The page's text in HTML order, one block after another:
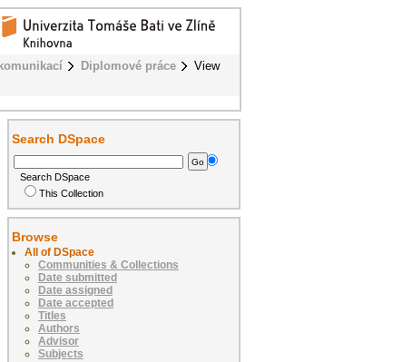
Diplomové práce
View
Search DSpace
Search DSpace
This Collection
Browse
All of DSpace
Communities & Collections
Date submitted
Date assigned
Date accepted
Titles
Authors
Advisor
Subjects